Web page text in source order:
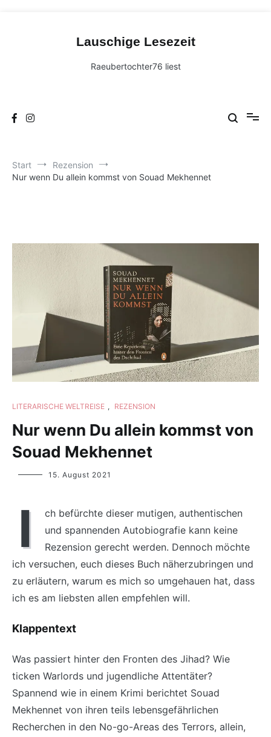
Lauschige Lesezeit
Raeubertochter76 liest
Start
Rezension
Nur wenn Du allein kommst von Souad Mekhennet
LITERARISCHE WELTREISE , REZENSION
Nur wenn Du allein kommst von
Souad Mekhennet
Yvonne
15. August 2021
I
ch befürchte dieser mutigen, authentischen
und spannenden Autobiografie kann keine
Rezension gerecht werden. Dennoch möchte
ich versuchen, euch dieses Buch näherzubringen und
zu erläutern, warum es mich so umgehauen hat, dass
ich es am liebsten allen empfehlen will.
Klappentext
Was passiert hinter den Fronten des Jihad? Wie
ticken Warlords und jugendliche Attentäter?
Spannend wie in einem Krimi berichtet Souad
Mekhennet von ihren teils lebensgefährlichen
Recherchen in den No-go-Areas des Terrors, allein,